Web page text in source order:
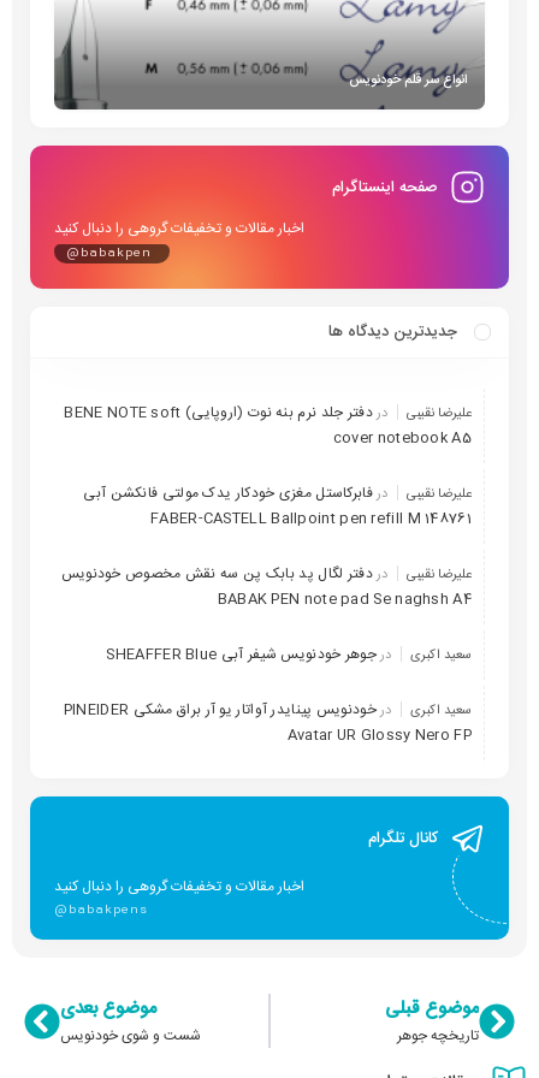
انواع سر قلم خودنویس
صفحه اینستاگرام
اخبار مقالات و تخفیفات گروهی را دنبال کنید
@babakpen
جدیدترین دیدگاه ها
علیرضا نقیبی در
دفتر جلد نرم بنه نوت (اروپایی) BENE NOTE soft
cover notebook A5
علیرضا نقیبی درفابرکاستل مغزی خودکار یدک مولتی فانکشن آبی
148761 FABER-CASTELL Ballpoint pen refill M
علیرضا نقیبی دردفتر لگال پد بابک پن سه نقش مخصوص خودنویس
BABAK PEN note pad Se naghsh A4
سعید اکبری درجوهر خودنویس شیفر آبی SHEAFFER Blue
سعید اکبری در
خودنویس پینایدر آواتار یو آر براق مشکی PINEIDER
Avatar UR Glossy Nero FP
کانال تلگرام
اخبار مقالات و تخفیفات گروهی را دنبال کنید
@babakpens
موضوع قبلی
تاریخچه جوهر
موضوع بعدی
شست و شوی خودنویس